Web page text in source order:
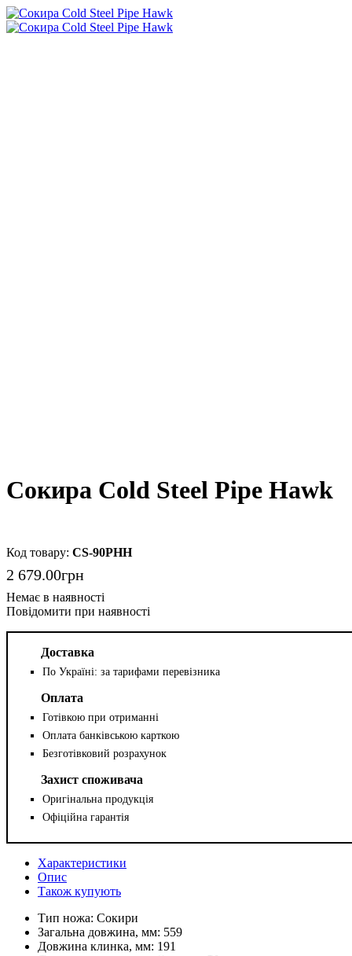
Сокира Cold Steel Pipe Hawk
CS-90PHH
2 679.00грн
Повідомити при наявності
Доставка
По Україні: за тарифами перевізника
Оплата
Готівкою при отриманні
Оплата банківською карткою
Безготівковий розрахунок
Захист споживача
Оригінальна продукція
Офіційна гарантія
Характеристики
Опис
Також купують
Тип ножа: Сокири
Загальна довжина, мм: 559
Довжина клинка, мм: 191